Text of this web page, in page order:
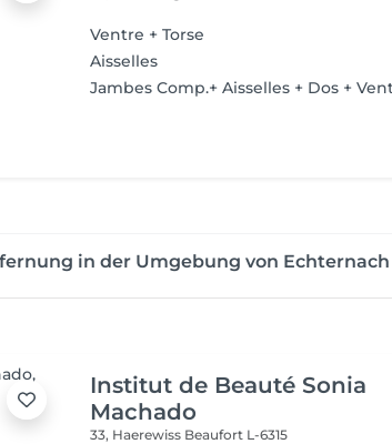
Ventre + Torse
Aisselles
Jambes Comp.+ Aisselles + Dos +
in der Umgebung von
Institut de Beauté Sonia
Machado
33, Haerewiss Beaufort L-6315